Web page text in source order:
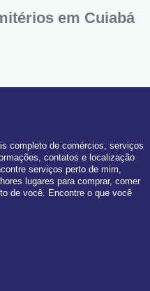
em Cuiabá
completo de comércios, serviços
contatos e localização
serviços perto de mim,
lugares para comprar, comer
de você. Encontre o que você